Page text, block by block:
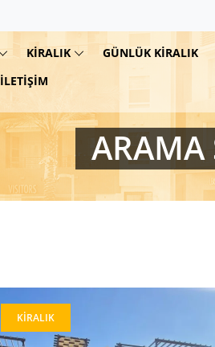
KIRALIK GÜNLÜK KIRALIK
İLETIŞIM
ARAMA
KIRALIK